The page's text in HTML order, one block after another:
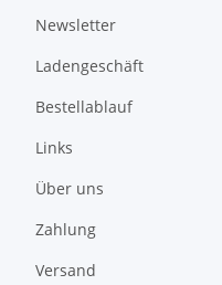
Newsletter
Ladengeschäft
Bestellablauf
Links
Über uns
Zahlung
Versand